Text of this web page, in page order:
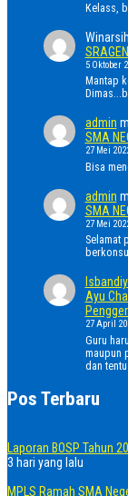
Kelass,
Winarsih
5 Oktober
Mantap
admin
SMA
27 Mei
Bisa
admin
SMA
27 Mei
Selamat
Ayu
27 April
Guru
maupun
dan
Pos Terbaru
Laporan BOSP Tahun
3 hari yang lalu
MPLS Ramah SMA